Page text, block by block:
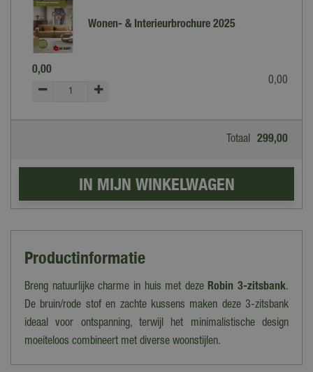
Wonen- & Interieurbrochure 2025
0,00
0,00
Totaal 299,00
Productinformatie
Breng natuurlijke charme in huis met deze Robin 3-zitsbank.
De bruin/rode stof en zachte kussens maken deze 3-zitsbank
ideaal voor ontspanning, terwijl het minimalistische design
moeiteloos combineert met diverse woonstijlen.